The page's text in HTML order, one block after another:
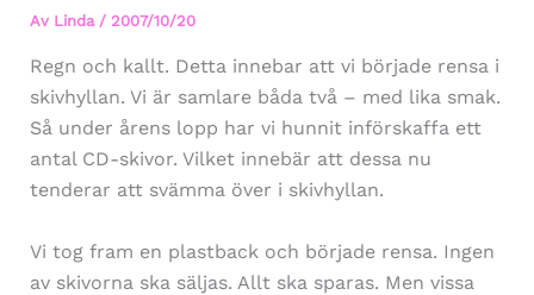
Av Linda / 2007/10/20
Regn och kallt. Detta innebar att vi började rensa i
skivhyllan. Vi är samlare båda två – med lika smak.
Så under årens lopp har vi hunnit införskaffa ett
antal CD-skivor. Vilket innebär att dessa nu
tenderar att svämma över i skivhyllan.
Vi tog fram en plastback och började rensa. Ingen
av skivorna ska säljas. Allt ska sparas. Men vissa